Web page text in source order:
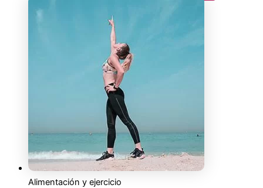
Alimentación y ejercicio